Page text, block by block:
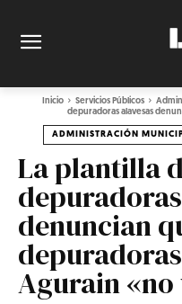
Inicio Servicios Públicos
depuradoras alavesas
ADMINISTRACIÓN
La plantilla
denuncian
Agurain «no